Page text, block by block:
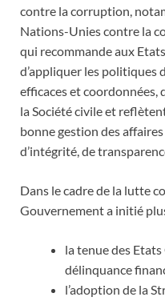
contre la corruption,
Nations-Unies contre la
qui recommande aux
d’appliquer les politiques
efficaces et
la Société civile et
bonne gestion des
d’intégrité, de
Dans le cadre de la lutte
Gouvernement a initié
la tenue des
délinquance
l’adoption de la